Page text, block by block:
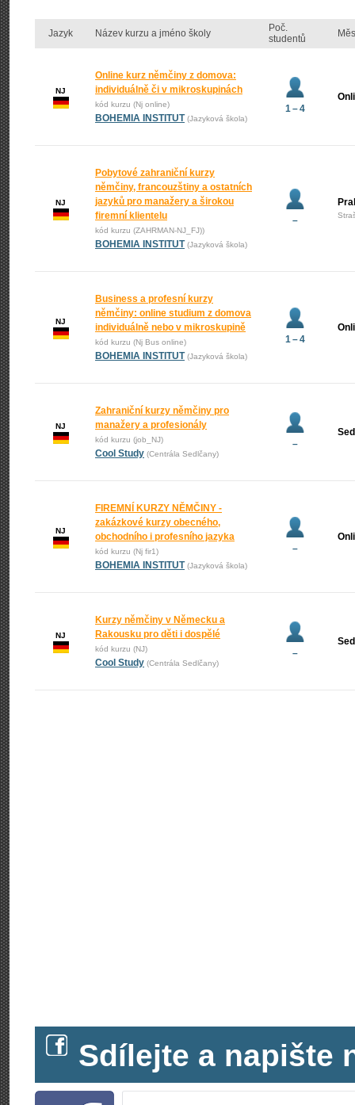
Jazyk Název kurzu a jméno školy
Poč.
studentů
NJ
Online kurz němčiny z domova:
individuálně či v mikroskupinách
kód kurzu (Nj online)
BOHEMIA INSTITUT (Jazyková škola)
1 – 4
NJ
Pobytové zahraniční kurzy
němčiny, francouzštiny a ostatních
jazyků pro manažery a širokou
firemní klientelu
kód kurzu (ZAHRMAN-NJ_FJ))
BOHEMIA INSTITUT (Jazyková škola)
–
NJ
Business a profesní kurzy
němčiny: online studium z domova
individuálně nebo v mikroskupině
kód kurzu (Nj Bus online)
BOHEMIA INSTITUT (Jazyková škola)
1 – 4
NJ
Zahraniční kurzy němčiny pro
manažery a profesionály
kód kurzu (job_NJ)
Cool Study (Centrála Sedlčany)
–
NJ
FIREMNÍ KURZY NĚMČINY -
zakázkové kurzy obecného,
obchodního i profesního jazyka
kód kurzu (Nj fir1)
BOHEMIA INSTITUT (Jazyková škola)
–
NJ
Kurzy němčiny v Německu a
Rakousku pro děti i dospělé
kód kurzu (NJ)
Cool Study (Centrála Sedlčany)
–
Sdílejte a napište